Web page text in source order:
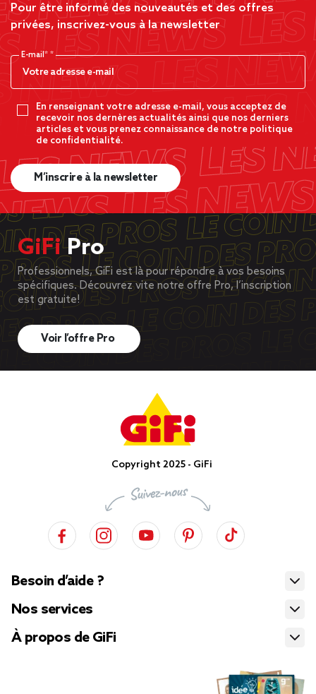
Pour être informé des nouveautés et des offres
privées, inscrivez-vous à la newsletter
E-mail*
En renseignant votre adresse e-mail, vous acceptez de
recevoir nos dernères actualités ainsi que nos derniers
articles et vous prenez connaissance de notre politique
de confidentialité.
M’inscrire à la newsletter
GiFiPro
Professionnels, GiFi est là pour répondre à vos besoins
spécifiques. Découvrez vite notre offre Pro, l’inscription
est gratuite!
Voir l’offre Pro
Copyright 2025 - GiFi
Besoin d’aide ?
Nos services
À propos de GiFi